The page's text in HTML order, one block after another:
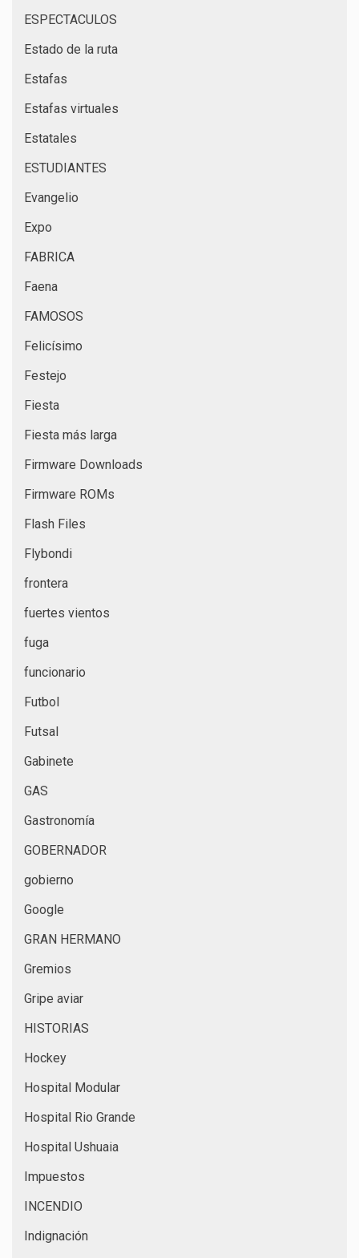
ESPECTACULOS
Estado de la ruta
Estafas
Estafas virtuales
Estatales
ESTUDIANTES
Evangelio
Expo
FABRICA
Faena
FAMOSOS
Felicísimo
Festejo
Fiesta
Fiesta más larga
Firmware Downloads
Firmware ROMs
Flash Files
Flybondi
frontera
fuertes vientos
fuga
funcionario
Futbol
Futsal
Gabinete
GAS
Gastronomía
GOBERNADOR
gobierno
Google
GRAN HERMANO
Gremios
Gripe aviar
HISTORIAS
Hockey
Hospital Modular
Hospital Rio Grande
Hospital Ushuaia
Impuestos
INCENDIO
Indignación